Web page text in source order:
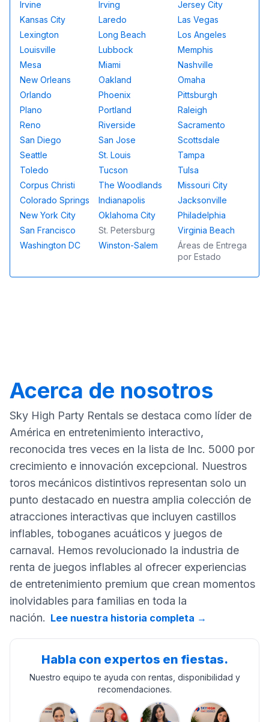
Irvine Irving
Jersey City
Kansas City
Laredo
Las Vegas
Lexington
Long Beach
Los Angeles
Louisville
Lubbock
Memphis
Mesa
Miami
Nashville
New Orleans
Oakland
Omaha
Orlando
Phoenix
Pittsburgh
Plano
Portland
Raleigh
Reno
Riverside
Sacramento
San Diego
San Jose
Scottsdale
Seattle
St. Louis
Tampa
Toledo
Tucson
Tulsa
Corpus Christi
The Woodlands
Missouri City
Colorado Springs
Indianapolis
Jacksonville
New York City
Oklahoma City
Philadelphia
San Francisco
St. Petersburg
Virginia Beach
Washington DC
Winston-Salem
Áreas de Entrega
por Estado
Acerca de nosotros
Sky High Party Rentals se destaca como líder de
América en entretenimiento interactivo,
reconocida tres veces en la lista de Inc. 5000 por
crecimiento e innovación excepcional. Nuestros
toros mecánicos distintivos representan solo un
punto destacado en nuestra amplia colección de
atracciones interactivas que incluyen castillos
inflables, toboganes acuáticos y juegos de
carnaval. Hemos revolucionado la industria de
renta de juegos inflables al ofrecer experiencias
de entretenimiento premium que crean momentos
inolvidables para familias en toda la
nación. Lee nuestra historia completa →
Habla con expertos en fiestas.
Nuestro equipo te ayuda con rentas, disponibilidad y
recomendaciones.